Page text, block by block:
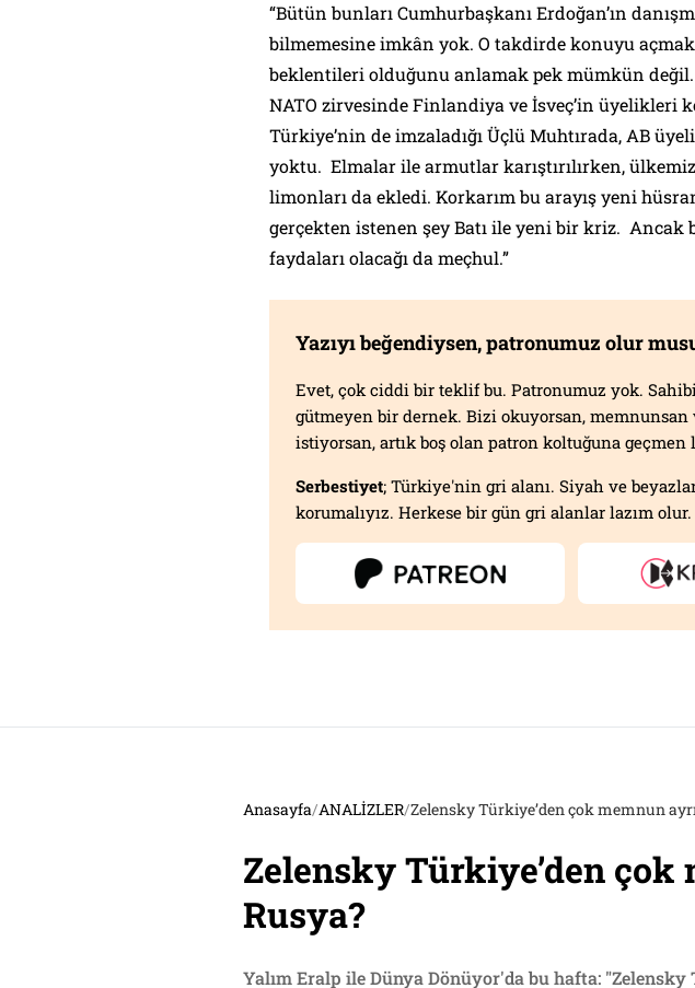
“Bütün bunları Cumhurbaşkanı Erdoğan’ın
bilmemesine imkân yok. O takdirde konuyu
beklentileri olduğunu anlamak pek mümkün değil.
NATO zirvesinde Finlandiya ve İsveç’in üyelikleri
Türkiye’nin de imzaladığı Üçlü Muhtırada, AB
yoktu. Elmalar ile armutlar karıştırılırken,
limonları da ekledi. Korkarım bu arayış yeni
gerçekten istenen şey Batı ile yeni bir kriz. Ancak
faydaları olacağı da meçhul.”
Yazıyı beğendiysen, patronumuz olur
Evet, çok ciddi bir teklif bu. Patronumuz yok.
gütmeyen bir dernek. Bizi okuyorsan,
istiyorsan, artık boş olan patron koltuğuna geçmen
Serbestiyet; Türkiye'nin gri alanı. Siyah ve
korumalıyız. Herkese bir gün gri alanlar lazım olur.
Anasayfa/ANALİZLER/Zelensky Türkiye’den çok memnun
Zelensky Türkiye’den çok
Rusya?
Yalım Eralp ile Dünya Dönüyor'da bu hafta: